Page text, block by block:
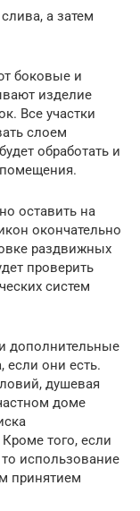
а затем
боковые и
изделие
Все участки
слоем
обработать и
оставить на
окончательно
раздвижных
проверить
систем
дополнительные
они есть.
душевая
доме
того, если
использование
принятием